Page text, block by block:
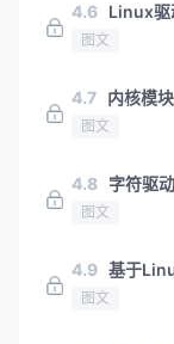
4.6 Linux驱
图文
4.7 内核模块
图文
4.8 字符驱动
图文
4.9 基于
图文